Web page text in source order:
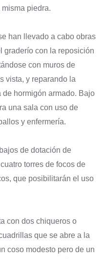
piedra.
han llevado a cabo obras
graderío con la reposición
con muros de
vista, y reparando la
hormigón armado. Bajo
una sala con uso de
y enfermería.
de dotación de
torres de focos de
que posibilitarán el uso
con dos chiqueros o
que se abre a la
coso modesto pero de un